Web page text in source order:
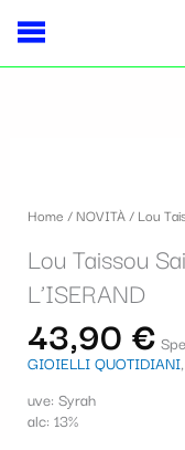
contenuto
Home /NOVITÀ/ Lou
Lou Taissou
L’ISERAND
43,90 €
GIOIELLI QUOTIDIANI,
uve: Syrah
alc: 13%
Joseph
CAVE
DE
L'ISERAND
quantità
S
o
n
a
u
n
a
fiscale:
Carrello: